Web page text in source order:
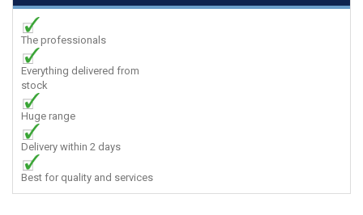
The professionals
Everything delivered from
stock
Huge range
Delivery within 2 days
Best for quality and services